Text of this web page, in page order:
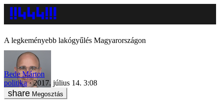
A legkeményebb lakógyűlés Magyarországon
Bede Márton
politika
2017. július 14. 3:08
Megosztás